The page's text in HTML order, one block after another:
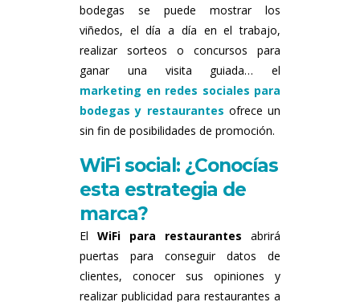
bodegas se puede mostrar los
viñedos, el día a día en el trabajo,
realizar sorteos o concursos para
ganar una visita guiada… el
marketing en redes sociales para
bodegas y restaurantes ofrece un
sin fin de posibilidades de promoción.
WiFi social: ¿Conocías
esta estrategia de
marca?
El WiFi para restaurantes abrirá
puertas para conseguir datos de
clientes, conocer sus opiniones y
realizar publicidad para restaurantes a